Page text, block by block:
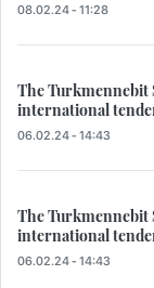
08.02.24 - 11:28
The Turkmennebit
international
06.02.24 - 14:43
The Turkmennebit
international
06.02.24 - 14:43